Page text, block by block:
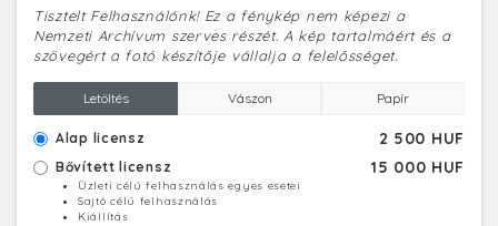
Tisztelt Felhasználónk! Ez a fénykép nem képezi a
Nemzeti Archívum szerves részét. A kép tartalmáért és a
szövegért a fotó készítője vállalja a felelősséget.
Letöltés Vászon Papír
Alap licensz 2 500 HUF
Bővített licensz 15 000 HUF
Üzleti célú felhasználás egyes esetei
Sajtó célú felhasználás
Kiállítás